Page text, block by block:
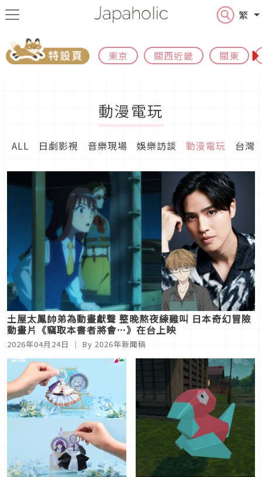
繁
東京 關西近畿 關東
動漫電玩
ALL 日劇影視 音樂現場 娛樂訪談 動漫電玩 台灣
土屋太鳳帥弟為動畫獻聲 整晚熬夜練雞叫 日本奇幻冒險
動畫片《竊取本書者將會…》在台上映
2026年04月24日 ｜ By 2026年新聞稿